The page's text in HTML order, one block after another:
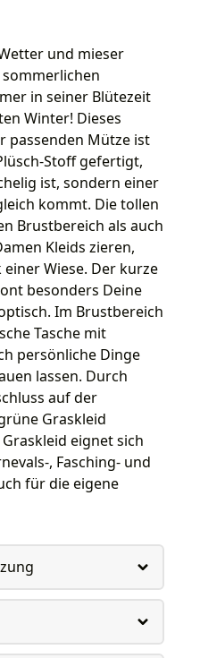
und mieser
in seiner Blütezeit
Winter! Dieses
passenden Mütze ist
Stoff gefertigt,
ist, sondern einer
kommt. Die tollen
Brustbereich als auch
Kleids zieren,
Wiese. Der kurze
besonders Deine
Im Brustbereich
Tasche mit
persönliche Dinge
lassen. Durch
auf der
Graskleid
eignet sich
, Fasching- und
für die eigene